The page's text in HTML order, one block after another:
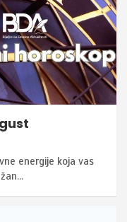
energije koja vas